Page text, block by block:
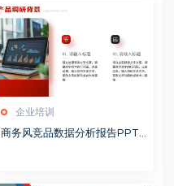
企业培训
商务风竞品数据分析报告PPT